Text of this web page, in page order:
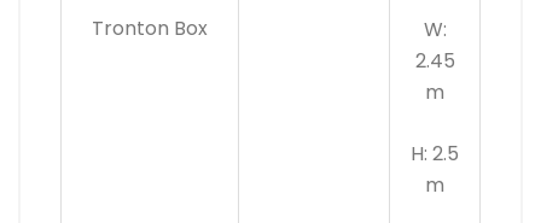
Tronton Box
W:
2.45
m
H: 2.5
m